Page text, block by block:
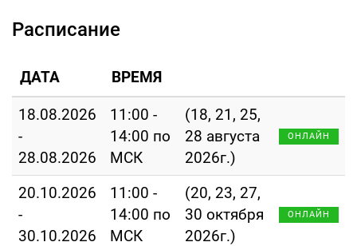
Расписание
ДАТА ВРЕМЯ
18.08.2026
-
28.08.2026
11:00 -
14:00 по
МСК
(18, 21, 25,
28 августа
2026г.)
ОНЛАЙН
20.10.2026
-
30.10.2026
11:00 -
14:00 по
МСК
(20, 23, 27,
30 октября
2026г.)
ОНЛАЙН